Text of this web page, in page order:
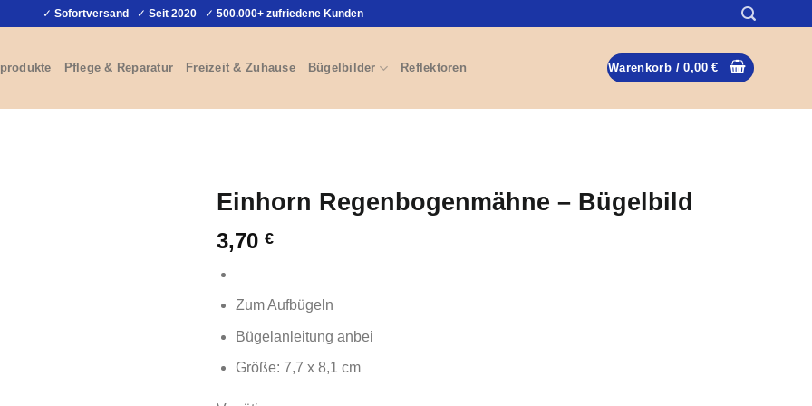
✓ Sofortversand ✓ Seit 2020 ✓ 500.000+ zufriedene Kunden
Pflege & Reparatur Freizeit & Zuhause Bügelbilder Reflektoren Warenkorb /0,00€
Einhorn Regenbogenmähne – Bügelbild
3,70 €
Zum Aufbügeln
Bügelanleitung anbei
Größe: 7,7 x 8,1 cm